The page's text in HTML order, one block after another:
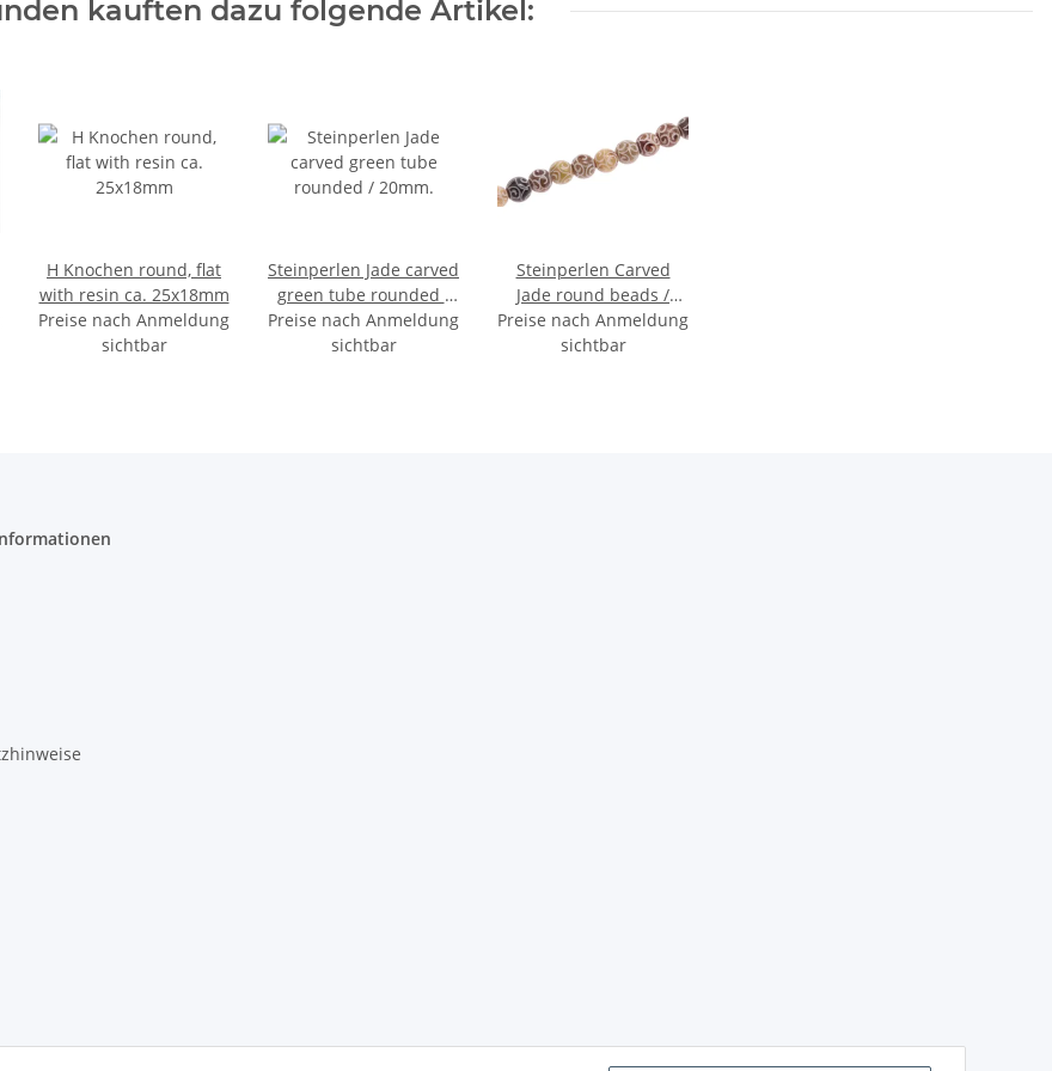
kauften dazu folgende Artikel:
H Knochen round, flat
with resin ca. 25x18mm
Preise nach Anmeldung
sichtbar
Steinperlen Jade carved
green tube rounded /
20mm.
Preise nach Anmeldung
sichtbar
Steinperlen Carved
Jade round beads /
12mm.
Preise nach Anmeldung
sichtbar